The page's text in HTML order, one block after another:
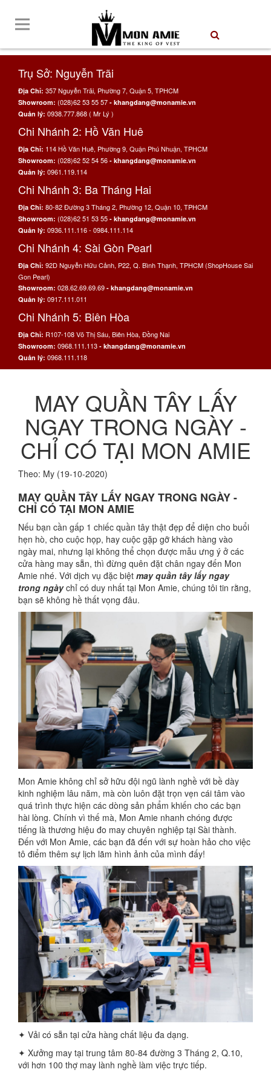
Trụ Sở: Nguyễn Trãi
Địa Chỉ: 357 Nguyễn Trãi, Phường 7, Quận 5, TPHCM
Showroom: (028)62 53 55 57 - khangdang@monamie.vn
Quản lý: 0938.777.868 ( Mr Lý )
Chi Nhánh 2: Hồ Văn Huê
Địa Chỉ: 114 Hồ Văn Huê, Phường 9, Quận Phú Nhuận, TPHCM
Showroom: (028)62 52 54 56 - khangdang@monamie.vn
Quản lý: 0961.119.114
Chi Nhánh 3: Ba Tháng Hai
Địa Chỉ: 80-82 Đường 3 Tháng 2, Phường 12, Quận 10, TPHCM
Showroom: (028)62 51 53 55 - khangdang@monamie.vn
Quản lý: 0936.111.116 - 0984.111.114
Chi Nhánh 4: Sài Gòn Pearl
Địa Chỉ: 92D Nguyễn Hữu Cảnh, P22, Q. Bình Thạnh, TPHCM (ShopHouse Sai
Gon Pearl)
Showroom: 028.62.69.69.69 - khangdang@monamie.vn
Quản lý: 0917.111.011
Chi Nhánh 5: Biên Hòa
Địa Chỉ: R107-108 Võ Thị Sáu, Biên Hòa, Đồng Nai
Showroom: 0968.111.113 - khangdang@monamie.vn
Quản lý: 0968.111.118
MAY QUẦN TÂY LẤY
NGAY TRONG NGÀY -
CHỈ CÓ TẠI MON AMIE
Theo: My (19-10-2020)
MAY QUẦN TÂY LẤY NGAY TRONG NGÀY -
CHỈ CÓ TẠI MON AMIE
Nếu bạn cần gấp 1 chiếc quần tây thật đẹp để diện cho buổi
hẹn hò, cho cuộc họp, hay cuộc gặp gỡ khách hàng vào
ngày mai, nhưng lại không thể chọn được mẫu ưng ý ở các
cửa hàng may sẵn, thì đừng quên đặt chân ngay đến Mon
Amie nhé. Với dịch vụ đặc biệt may quần tây lấy ngay
trong ngàychỉ có duy nhất tại Mon Amie, chúng tôi tin rằng,
bạn sẽ không hề thất vọng đâu.
Mon Amie không chỉ sở hữu đội ngũ lành nghề với bề dày
kinh nghiệm lâu năm, mà còn luôn đặt trọn vẹn cái tâm vào
quá trình thực hiện các dòng sản phẩm khiến cho các bạn
hài lòng. Chính vì thế mà, Mon Amie nhanh chóng được
tiếng là thương hiệu đo may chuyên nghiệp tại Sài thành.
Đến với Mon Amie, các bạn đã đến với sự hoàn hảo cho việc
tô điểm thêm sự lịch lãm hình ảnh của mình đấy!
✦ Vải có sẵn tại cửa hàng chất liệu đa dạng.
✦ Xưởng may tại trung tâm 80-84 đường 3 Tháng 2, Q.10,
với hơn 100 thợ may lành nghề làm việc trực tiếp.